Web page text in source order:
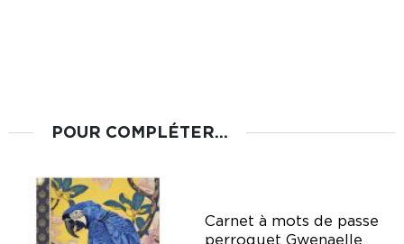
POUR COMPLÉTER...
Carnet à mots de passe
perroquet Gwenaelle